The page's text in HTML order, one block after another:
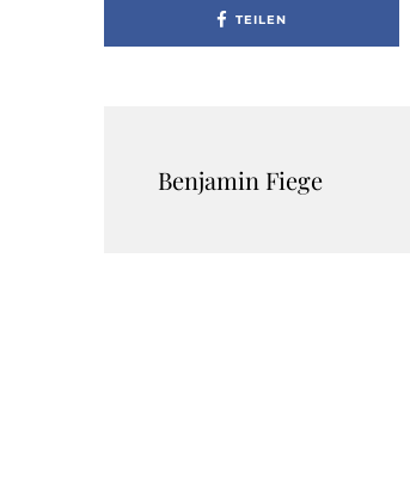
TEILEN
Benjamin Fiege